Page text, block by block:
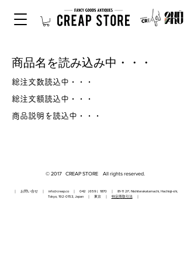
商品名を読み込み中・・・
総注文数読込中・・・
総注文額読込中・・・
商品説明を読込中・・・
© 2017 CREAP STORE All rights reserved.
｜ お問い合せ ｜ info@creap.co｜ 042（659）1870 ｜ 81-11 2F, Nishiterakatamachi, Hachioji-shi,
Tokyo, 192-0153, Japan ｜ 東京 ｜ 特定商取引法｜